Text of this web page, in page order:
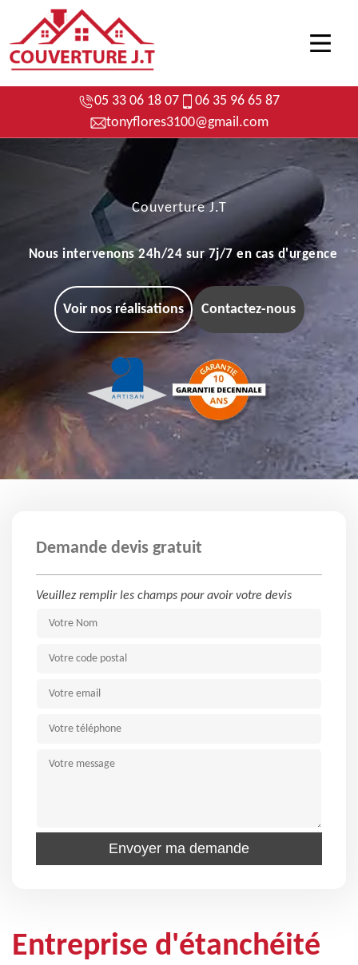
05 33 06 18 07
06 35 96 65 87
tonyflores3100@gmail.com
Couverture J.T
Nous intervenons 24h/24 sur 7j/7 en cas d'urgence
Voir nos réalisations Contactez-nous
Demande devis gratuit
Veuillez remplir les champs pour avoir votre devis
Entreprise d'étanchéité